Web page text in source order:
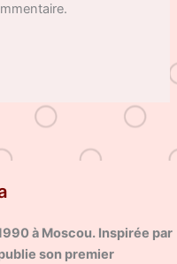
à Moscou. Inspirée par
son premier